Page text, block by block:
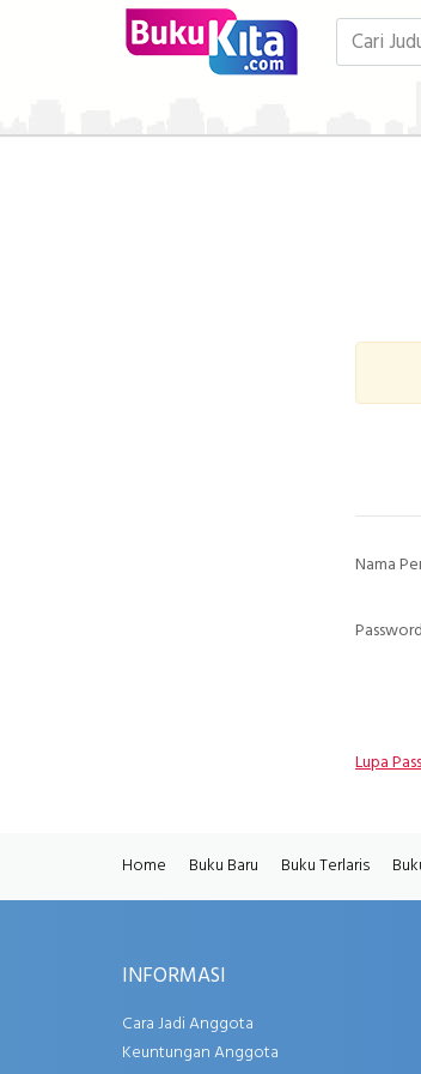
Nama
Password
Lupa
Home Buku Baru Buku Terlaris
INFORMASI
Cara Jadi Anggota
Keuntungan Anggota